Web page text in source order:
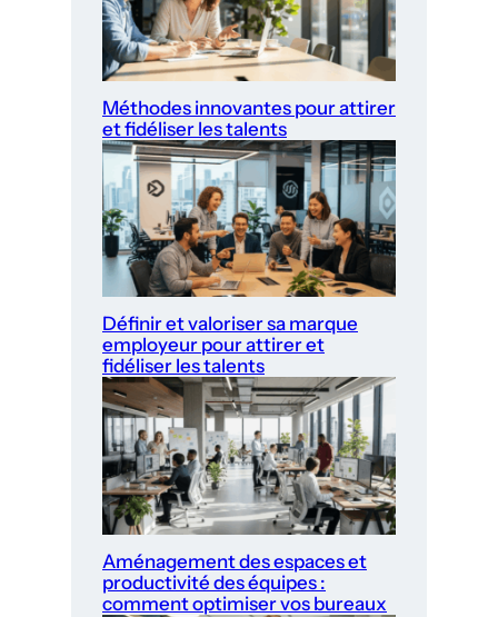
Méthodes innovantes pour attirer
et fidéliser les talents
Définir et valoriser sa marque
employeur pour attirer et
fidéliser les talents
Aménagement des espaces et
productivité des équipes :
comment optimiser vos bureaux